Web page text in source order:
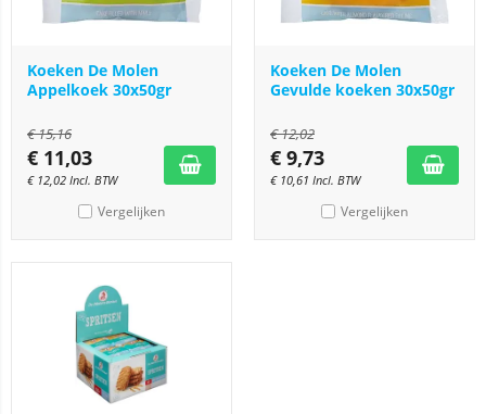
Koeken De Molen
Appelkoek 30x50gr
€15,16
€ 11,03
€ 12,02 Incl. BTW
Vergelijken
Koeken De Molen
Gevulde koeken 30x50gr
€12,02
€ 9,73
€ 10,61 Incl. BTW
Vergelijken